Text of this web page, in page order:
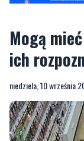
Mogą
ich
niedziela, 10 września